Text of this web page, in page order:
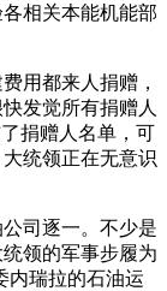
相关本能机能部
用都来人捐赠，
发觉所有捐赠人
捐赠人名单，可
统领正在无意识
司逐一。不少是
领的军事步履为
内瑞拉的石油运